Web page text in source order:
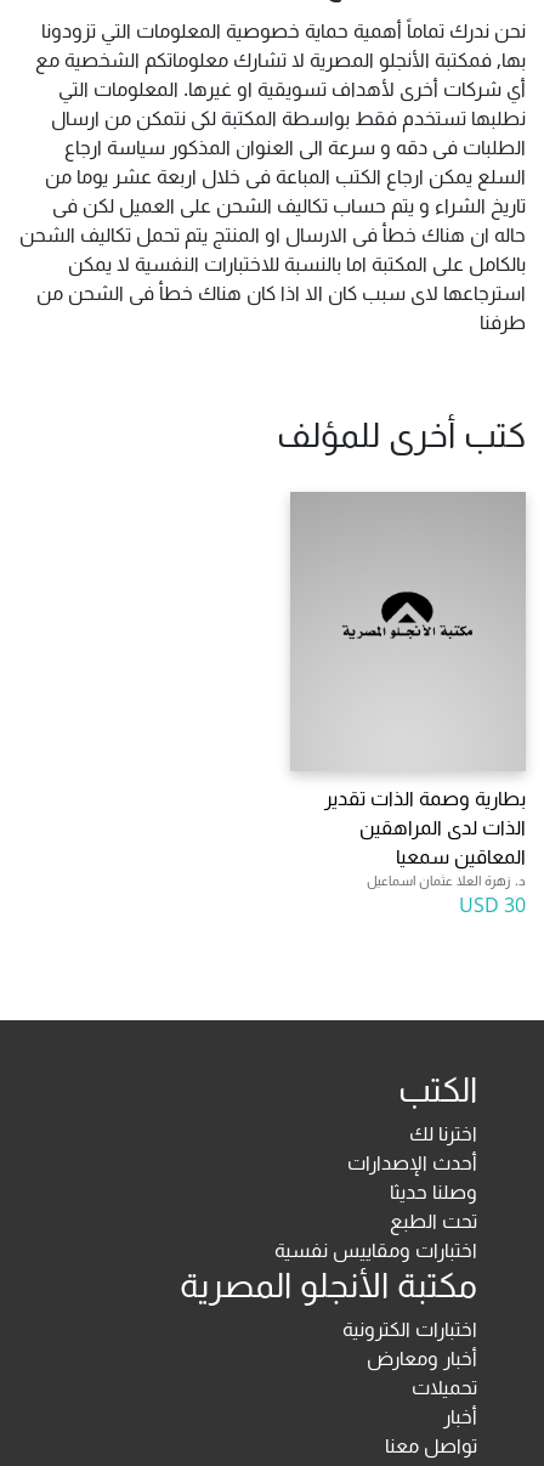
نحن ندرك تماماً أهمية حماية خصوصية المعلومات التي تزودونا
بها, فمكتبة الأنجلو المصرية لا تشارك معلوماتكم الشخصية مع
أي شركات أخرى لأهداف تسويقية او غيرها. المعلومات التي
نطلبها تستخدم فقط بواسطة المكتبة لكى نتمكن من ارسال
الطلبات فى دقه و سرعة الى العنوان المذكور سياسة ارجاع
السلع يمكن ارجاع الكتب المباعة فى خلال اربعة عشر يوما من
تاريخ الشراء و يتم حساب تكاليف الشحن على العميل لكن فى
حاله ان هناك خطأ فى الارسال او المنتج يتم تحمل تكاليف الشحن
بالكامل على المكتبة اما بالنسبة للاختبارات النفسية لا يمكن
استرجاعها لاى سبب كان الا اذا كان هناك خطأ فى الشحن من
طرفنا
كتب أخرى للمؤلف
بطارية وصمة الذات تقدير
الذات لدى المراهقين
المعاقين سمعيا
د. زهرة العلا عثمان اسماعيل
30 USD
الكتب
اخترنا لك
أحدث الإصدارات
وصلنا حديثا
تحت الطبع
اختبارات ومقاييس نفسية
مكتبة الأنجلو المصرية
اختبارات الكترونية
أخبار ومعارض
تحميلات
أخبار
تواصل معنا